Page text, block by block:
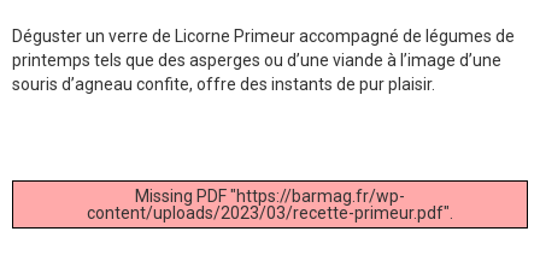
Déguster un verre de Licorne Primeur accompagné de légumes de
printemps tels que des asperges ou d’une viande à l’image d’une
souris d’agneau confite, offre des instants de pur plaisir.
Missing PDF "https://barmag.fr/wp-
content/uploads/2023/03/recette-primeur.pdf".